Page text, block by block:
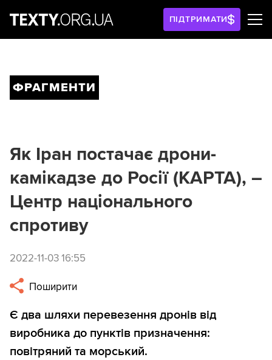
ПІДТРИМАТИ
ФРАГМЕНТИ
Як Іран постачає дрони-
камікадзе до Росії (КАРТА), –
Центр національного
спротиву
2022-11-03 16:55
Поширити
Є два шляхи перевезення дронів від
виробника до пунктів призначення:
повітряний та морський.